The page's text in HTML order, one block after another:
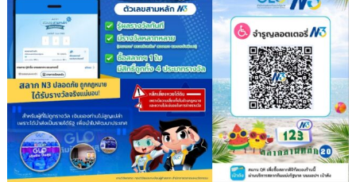
มั่นคง
ระบบ
สาธารณูปโภค
รองรับ
การ
เติบโต
เขต
พัฒนา
พิเศษ
ภาค